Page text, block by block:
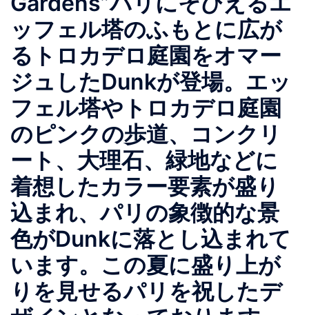
ッフェル塔のふもとに広が
るトロカデロ庭園をオマー
ジュしたDunkが登場。エッ
フェル塔やトロカデロ庭園
のピンクの歩道、コンクリ
ート、大理石、緑地などに
着想したカラー要素が盛り
込まれ、パリの象徴的な景
色がDunkに落とし込まれて
います。この夏に盛り上が
りを見せるパリを祝したデ